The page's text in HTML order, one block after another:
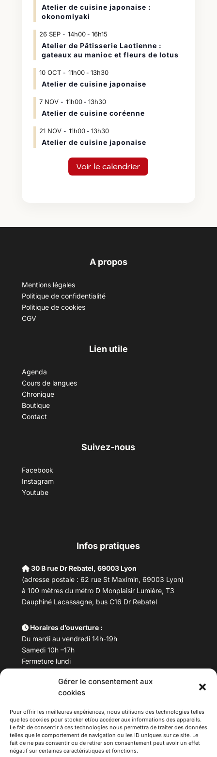
Gérer le consentement aux
cookies
Pour offrir les meilleures expériences, nous utilisons des technologies telles
que les cookies pour stocker et/ou accéder aux informations des appareils.
Le fait de consentir à ces technologies nous permettra de traiter des données
telles que le comportement de navigation ou les ID uniques sur ce site. Le
fait de ne pas consentir ou de retirer son consentement peut avoir un effet
négatif sur certaines caractéristiques et fonctions.
Atelier de cuisine japonaise :
okonomiyaki
26 SEP 14h00- 16h15
Atelier de Pâtisserie Laotienne :
gateaux au manioc et fleurs de lotus
10 OCT 11h00- 13h30
Atelier de cuisine japonaise
7 NOV 11h00- 13h30
Atelier de cuisine coréenne
21 NOV 11h00- 13h30
Atelier de cuisine japonaise
Voir le calendrier
A propos
Mentions légales
Politique de confidentialité
Politique de cookies
CGV
Lien utile
Agenda
Cours de langues
Chronique
Boutique
Contact
Suivez-nous
Facebook
Instagram
Youtube
Infos pratiques
30 B rue Dr Rebatel, 69003 Lyon
(adresse postale : 62 rue St Maximin, 69003 Lyon)
à 100 mètres du métro D Monplaisir Lumière, T3
Dauphiné Lacassagne, bus C16 Dr Rebatel
Horaires d’ouverture :
Du mardi au vendredi 14h-19h
Samedi 10h –17h
Fermeture lundi
Téléphone : 04 78 53 06 40
maisondesculturesasiatiques@asiexpo.com